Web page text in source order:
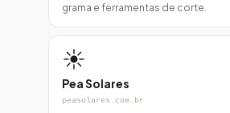
grama e ferramentas de corte.
☀️
Pea Solares
peasolares.com.br